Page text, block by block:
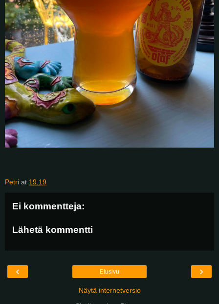
Petri at 19.19
Ei kommentteja:
Lähetä kommentti
‹ ›
Etusivu
Näytä internetversio